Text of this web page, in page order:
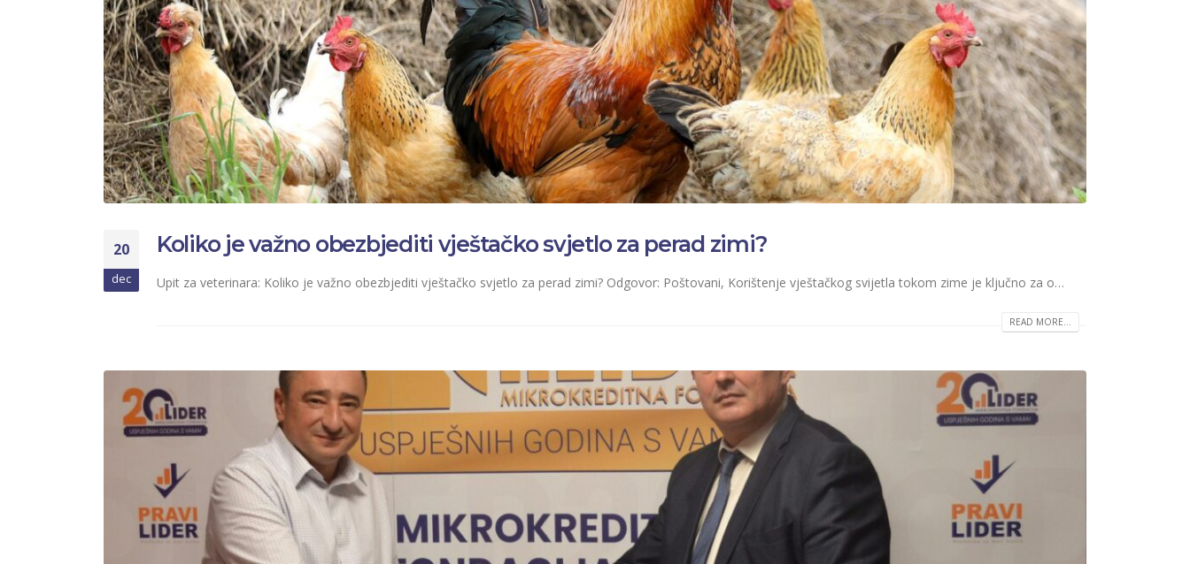
20
dec
Koliko je važno obezbjediti vještačko svjetlo za perad zimi?
Upit za veterinara: Koliko je važno obezbjediti vještačko svjetlo za perad zimi? Odgovor: Poštovani, Korištenje vještačkog svijetla tokom zime je ključno za o…
READ MORE...